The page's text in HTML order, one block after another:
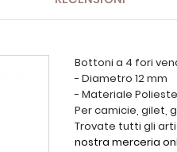
Bottoni a 4 fori
- Diametro 12 mm
- Materiale
Per camicie, gilet,
Trovate tutti gli
nostra merceria